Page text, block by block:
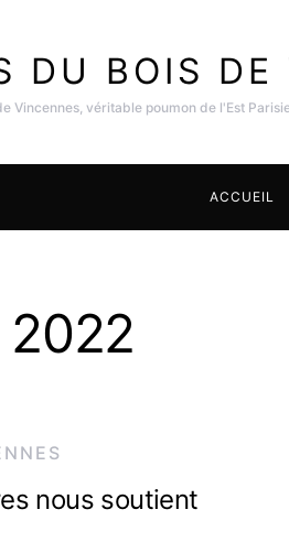
DU BOIS DE
Vincennes, véritable poumon de l'Est
ACCUEIL
nous soutient